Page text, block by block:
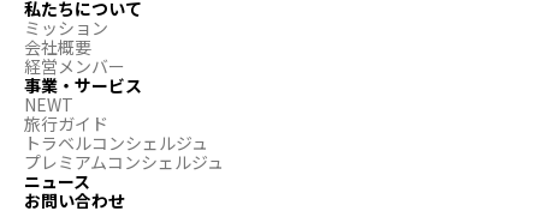
私たちについて
ミッション
会社概要
経営メンバー
事業・サービス
NEWT
旅行ガイド
トラベルコンシェルジュ
プレミアムコンシェルジュ
ニュース
お問い合わせ